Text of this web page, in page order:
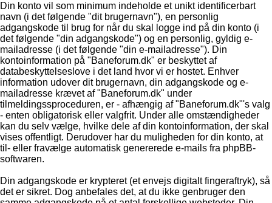
Din konto vil som minimum indeholde et unikt identificerbart
navn (i det følgende "dit brugernavn"), en personlig
adgangskode til brug for når du skal logge ind på din konto (i
det følgende "din adgangskode") og en personlig, gyldig e-
mailadresse (i det følgende "din e-mailadresse"). Din
kontoinformation på "Baneforum.dk" er beskyttet af
databeskyttelseslove i det land hvor vi er hostet. Enhver
information udover dit brugernavn, din adgangskode og e-
mailadresse krævet af "Baneforum.dk" under
tilmeldingssproceduren, er - afhængig af "Baneforum.dk"'s valg
- enten obligatorisk eller valgfrit. Under alle omstændigheder
kan du selv vælge, hvilke dele af din kontoinformation, der skal
vises offentligt. Derudover har du muligheden for din konto, at
til- eller fravælge automatisk genererede e-mails fra phpBB-
softwaren.
Din adgangskode er krypteret (et envejs digitalt fingeraftryk), så
det er sikret. Dog anbefales det, at du ikke genbruger den